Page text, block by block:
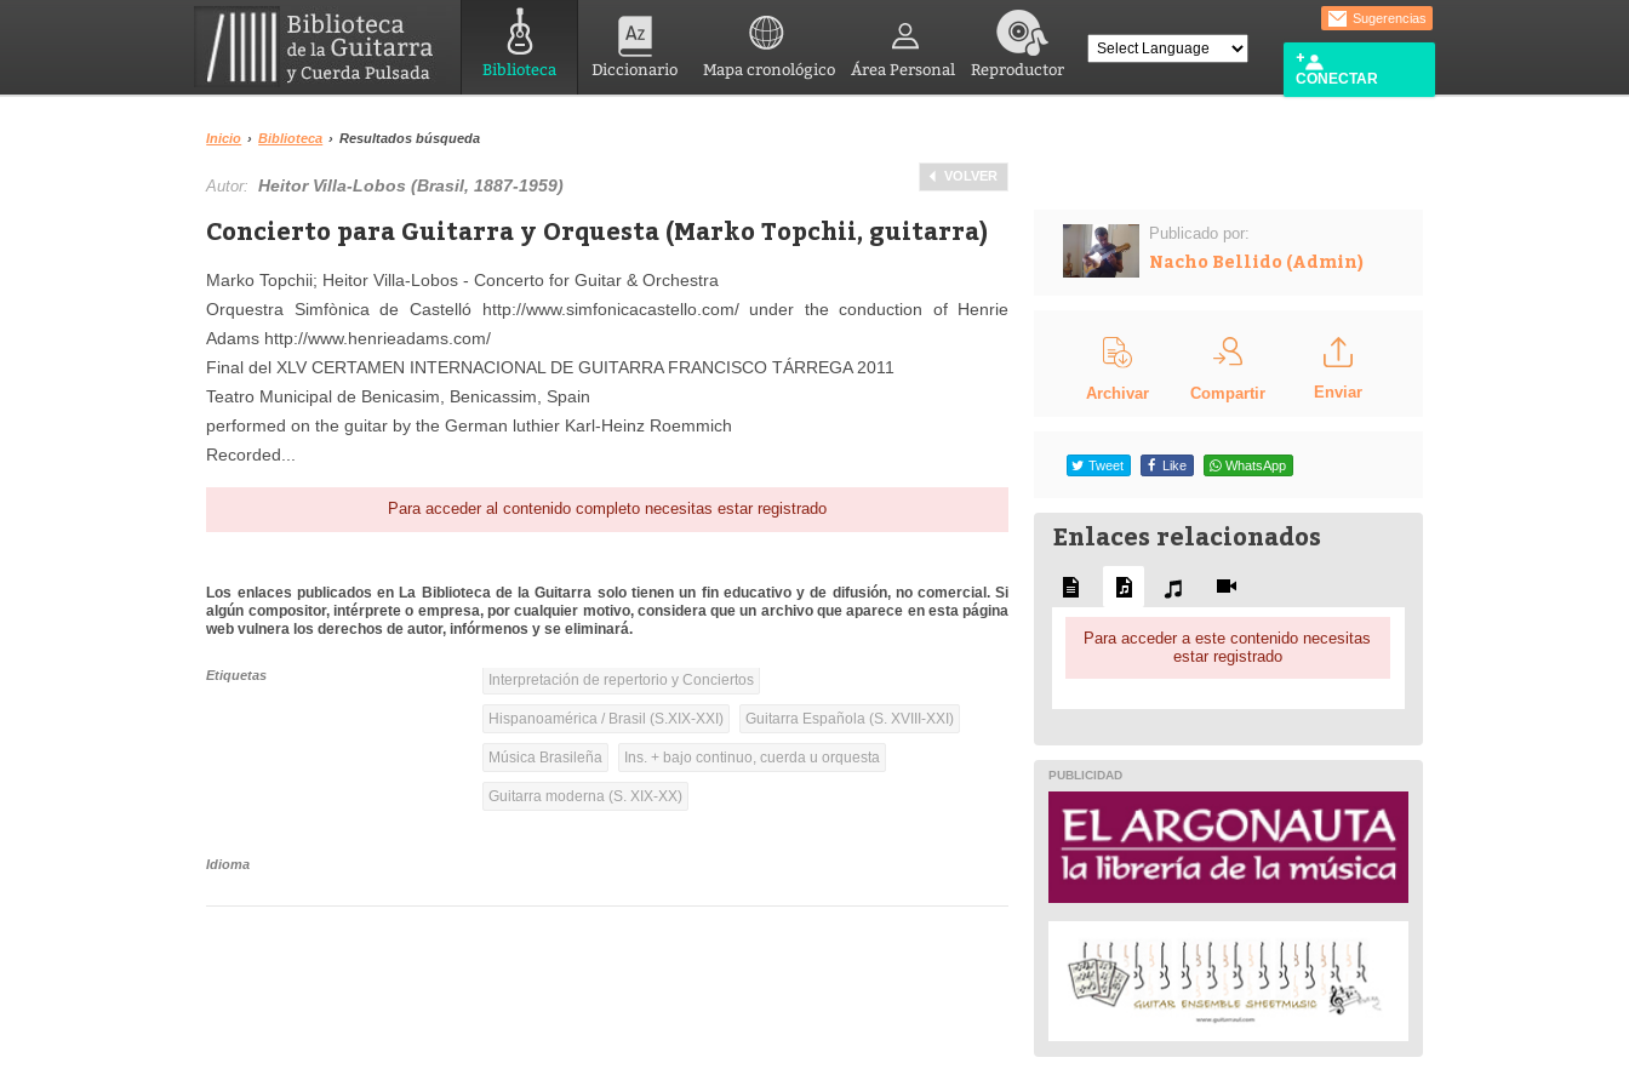
Biblioteca Diccionario Mapa cronológico Área Personal Reproductor
Sugerencias
CONECTAR
Inicio › Biblioteca › Resultados búsqueda
VOLVER
Autor:Heitor Villa-Lobos (Brasil, 1887-1959)
Concierto para Guitarra y Orquesta (Marko Topchii, guitarra)
Marko Topchii; Heitor Villa-Lobos - Concerto for Guitar & Orchestra
Orquestra Simfònica de Castelló http://www.simfonicacastello.com/ under the conduction of Henrie
Adams http://www.henrieadams.com/
Final del XLV CERTAMEN INTERNACIONAL DE GUITARRA FRANCISCO TÁRREGA 2011
Teatro Municipal de Benicasim, Benicassim, Spain
performed on the guitar by the German luthier Karl-Heinz Roemmich
Recorded...
Para acceder al contenido completo necesitas estar registrado
Los enlaces publicados en La Biblioteca de la Guitarra solo tienen un fin educativo y de difusión, no comercial. Si
algún compositor, intérprete o empresa, por cualquier motivo, considera que un archivo que aparece en esta página
web vulnera los derechos de autor, infórmenos y se eliminará.
Etiquetas Interpretación de repertorio y Conciertos
Hispanoamérica / Brasil (S.XIX-XXI) Guitarra Española (S. XVIII-XXI)
Música Brasileña Ins. + bajo continuo, cuerda u orquesta
Guitarra moderna (S. XIX-XX)
Idioma
Publicado por:
Nacho Bellido (Admin)
Archivar Compartir Enviar
Tweet Like WhatsApp
Enlaces relacionados
Para acceder a este contenido necesitas
estar registrado
PUBLICIDAD